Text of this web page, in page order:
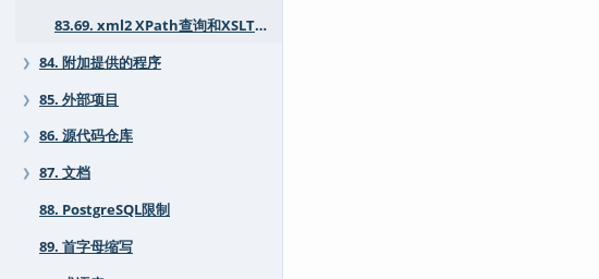
83.69. xml2 XPath查询和XSLT功能
❯ 84. 附加提供的程序
❯ 85. 外部项目
❯ 86. 源代码仓库
❯
87. 文档
88. PostgreSQL限制
89. 首字母缩写